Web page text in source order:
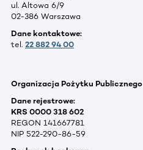
ul. Altowa 6/9
02-386 Warszawa
Dane kontaktowe:
tel. 22 882 94 00
Organizacja Pożytku Publicznego
Dane rejestrowe:
KRS 0000 318 602
REGON 141667781
NIP 522-290-86-59